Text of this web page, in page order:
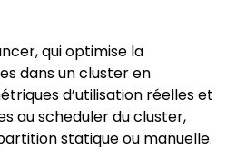
qui optimise la
dans un cluster en
d’utilisation réelles et
au scheduler du cluster,
statique ou manuelle.